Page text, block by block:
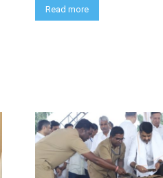
Read more